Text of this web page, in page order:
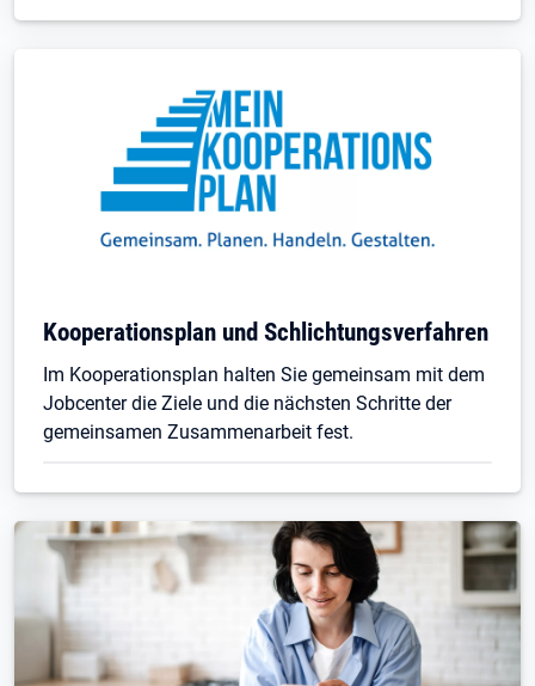
Kooperationsplan und Schlichtungsverfahren
Im Kooperationsplan halten Sie gemeinsam mit dem
Jobcenter die Ziele und die nächsten Schritte der
gemeinsamen Zusammenarbeit fest.